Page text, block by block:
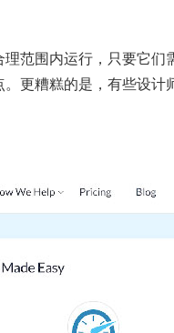
范围内运行，只要它
更糟糕的是，有些设计